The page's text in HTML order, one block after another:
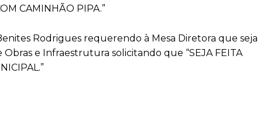
CAMINHÃO PIPA.”
Rodrigues requerendo à Mesa Diretora que seja
e Infraestrutura solicitando que “SEJA FEITA